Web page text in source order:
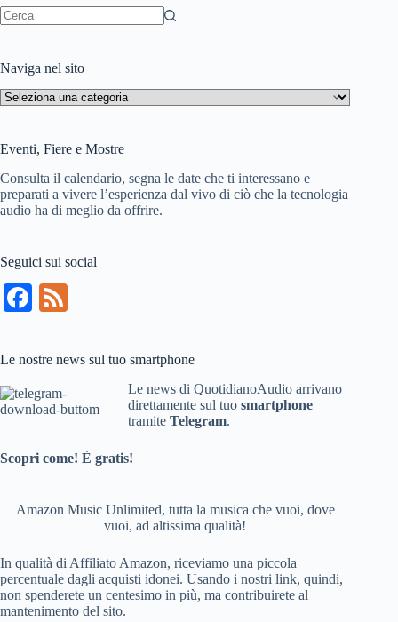
Naviga nel sito
Naviga
nel
Eventi, Fiere e Mostre
Consulta il calendario, segna le date che ti interessano e
preparati a vivere l’esperienza dal vivo di ciò che la tecnologia
audio ha di meglio da offrire.
Seguici sui social
Fa
bo
ok
Le nostre news sul tuo smartphone
Le news di QuotidianoAudio arrivano
direttamente sul tuo smartphone
tramite Telegram.
Scopri come! È gratis!
Amazon Music Unlimited, tutta la musica che vuoi, dove
vuoi, ad altissima qualità!
In qualità di Affiliato Amazon, riceviamo una piccola
percentuale dagli acquisti idonei. Usando i nostri link, quindi,
non spenderete un centesimo in più, ma contribuirete al
mantenimento del sito.